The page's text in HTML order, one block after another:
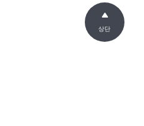
상단